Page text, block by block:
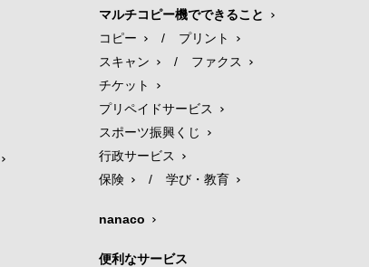
マルチコピー機でできること
コピー
/
プリント
スキャン
/
ファクス
チケット
プリペイドサービス
スポーツ振興くじ
行政サービス
保険
/ 学び・教育
nanaco
便利なサービス